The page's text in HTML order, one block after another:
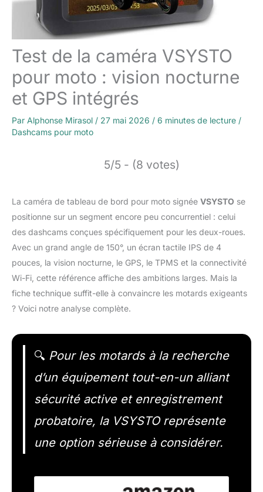
Test de la caméra VSYSTO
pour moto : vision nocturne
et GPS intégrés
Par Alphonse Mirasol / 27 mai 2026 / 6 minutes de lecture /
Dashcams pour moto
5/5 - (8 votes)
La caméra de tableau de bord pour moto signée VSYSTO se
positionne sur un segment encore peu concurrentiel : celui
des dashcams conçues spécifiquement pour les deux-roues.
Avec un grand angle de 150°, un écran tactile IPS de 4
pouces, la vision nocturne, le GPS, le TPMS et la connectivité
Wi-Fi, cette référence affiche des ambitions larges. Mais la
fiche technique suffit-elle à convaincre les motards exigeants
? Voici notre analyse complète.
🔍 Pour les motards à la recherche
d’un équipement tout-en-un alliant
sécurité active et enregistrement
probatoire, la VSYSTO représente
une option sérieuse à considérer.